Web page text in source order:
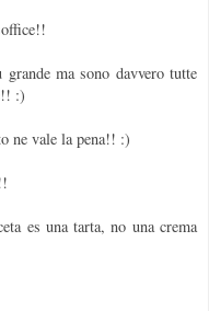
ma sono davvero tutte
:)
ne vale la pena!! :)
es una tarta, no una crema